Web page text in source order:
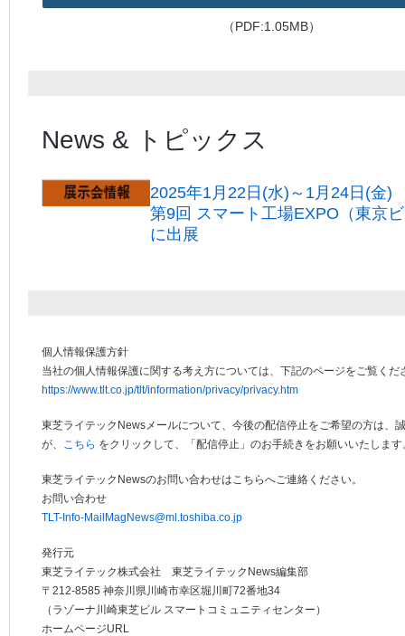
（PDF:1.05MB）
News & トピックス
2025年1月22日(水)～1月24日(金)
第9回 スマート工場EXPO （東京
に出展
個人情報保護方針
当社の個人情報保護に関する考え方については、下記のページをご覧くだ
https://www.tlt.co.jp/tlt/information/privacy/privacy.htm
東芝ライテックNewsメールについて、今後の配信停止をご希望の方は、
が、
こちら をクリックして、「配信停止」のお手続きをお願いいたします
東芝ライテックNewsのお問い合わせはこちらへご連絡ください。
お問い合わせ
TLT-Info-MailMagNews@ml.toshiba.co.jp
発行元
東芝ライテック株式会社 東芝ライテックNews編集部
〒212-8585 神奈川県川崎市幸区堀川町72番地34
（ラゾーナ川崎東芝ビル スマートコミュニティセンター）
ホームページURL